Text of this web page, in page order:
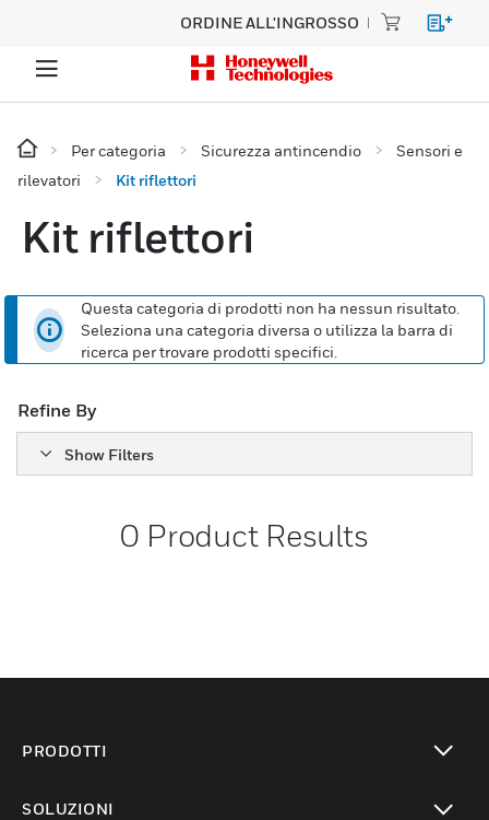
ORDINE ALL'INGROSSO
Per categoria Sicurezza antincendio
Sensori e
rilevatori
Kit riflettori
Kit riflettori
Questa categoria di prodotti non ha nessun risultato.
Seleziona una categoria diversa o utilizza la barra di
ricerca per trovare prodotti specifici.
Refine By
Show Filters
0 Product Results
PRODOTTI
SOLUZIONI